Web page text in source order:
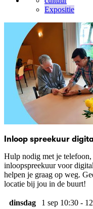
Expositie
Inloop spreekuur
Hulp nodig met je
inloopspreekuur voor
helpen je graag op weg.
locatie bij jou in de buurt!
dinsdag 1 sep 10:30 -